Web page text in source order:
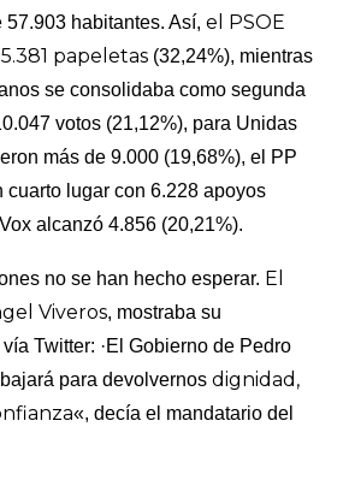
57.903 habitantes. Así,el PSOE
papeletas (32,24%), mientras
se consolidaba como segunda
votos (21,12%), para Unidas
más de 9.000 (19,68%), el PP
cuarto lugar con 6.228 apoyos
alcanzó 4.856 (20,21%).
no se han hecho esperar. El
Viveros, mostraba su
Twitter: ·El Gobierno de Pedro
para devolvernos dignidad,
«, decía el mandatario del